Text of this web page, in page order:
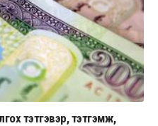
тэтгэвэр, тэтгэмж,